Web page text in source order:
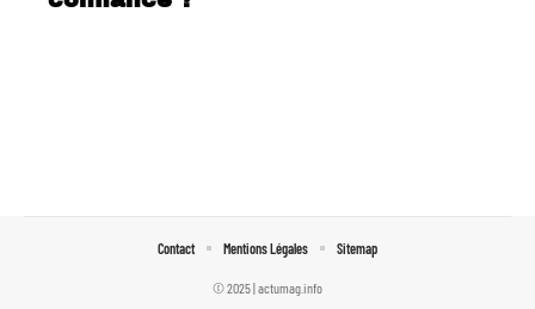
© 2025 | actumag.info
Contact Mentions Légales Sitemap